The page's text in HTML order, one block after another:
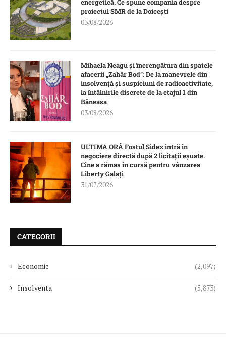
energetică. Ce spune compania despre
proiectul SMR de la Doicești
03/08/2026
Mihaela Neagu și încrengătura din spatele
afacerii „Zahăr Bod”: De la manevrele din
insolvență și suspiciuni de radioactivitate,
la întâlnirile discrete de la etajul 1 din
Băneasa
03/08/2026
ULTIMA ORĂ Fostul Sidex intră în
negociere directă după 2 licitații eșuate.
Cine a rămas în cursă pentru vânzarea
Liberty Galați
31/07/2026
CATEGORII
Economie (2,097)
Insolventa (5,873)